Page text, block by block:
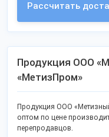
Рассчитать
Продукция ООО
«МетизПром»
Продукция ООО
оптом по цене
перепродавцов.